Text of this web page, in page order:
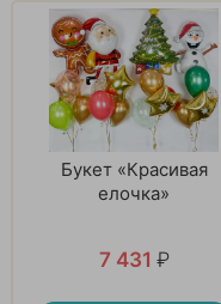
Букет «Красивая
елочка»
7 431 ₽